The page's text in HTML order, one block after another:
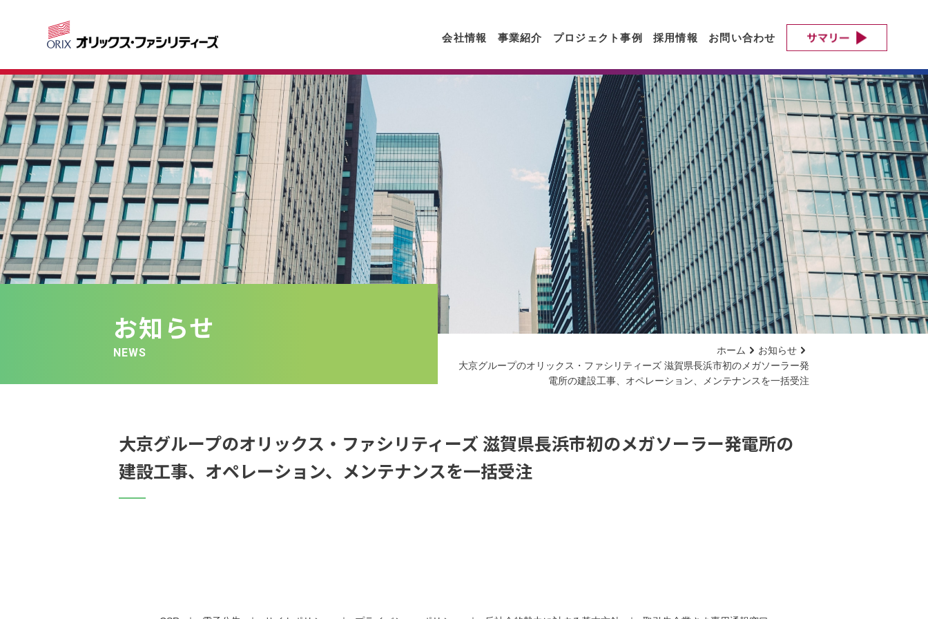
会社情報 事業紹介 プロジェクト事例 採用情報 お問い合わせ
お知らせ
NEWS ホーム
お知らせ
大京グループのオリックス・ファシリティーズ 滋賀県長浜市初のメガソーラー発
電所の建設工事、オペレーション、メンテナンスを一括受注
大京グループのオリックス・ファシリティーズ 滋賀県長浜市初のメガソーラー発電所の
建設工事、オペレーション、メンテナンスを一括受注